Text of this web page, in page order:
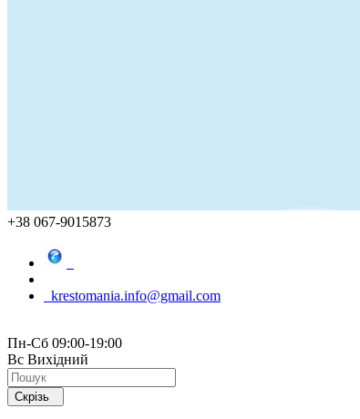
+38 067-9015873
krestomania.info@gmail.com
Пн-Сб 09:00-19:00
Вс Вихідний
Скрізь